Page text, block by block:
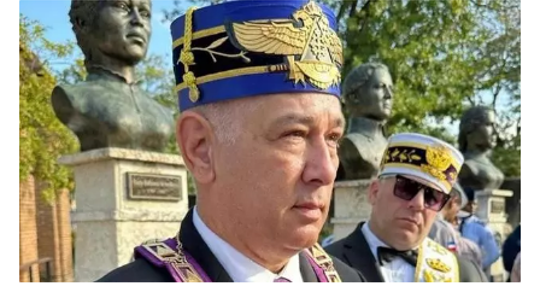
PODCAST
"Como lo sentí" del 10 de julio de 2026